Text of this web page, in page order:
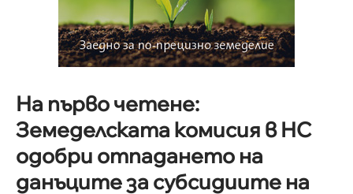
На първо четене:
Земеделската комисия в НС
одобри отпадането на
данъците за субсидиите на